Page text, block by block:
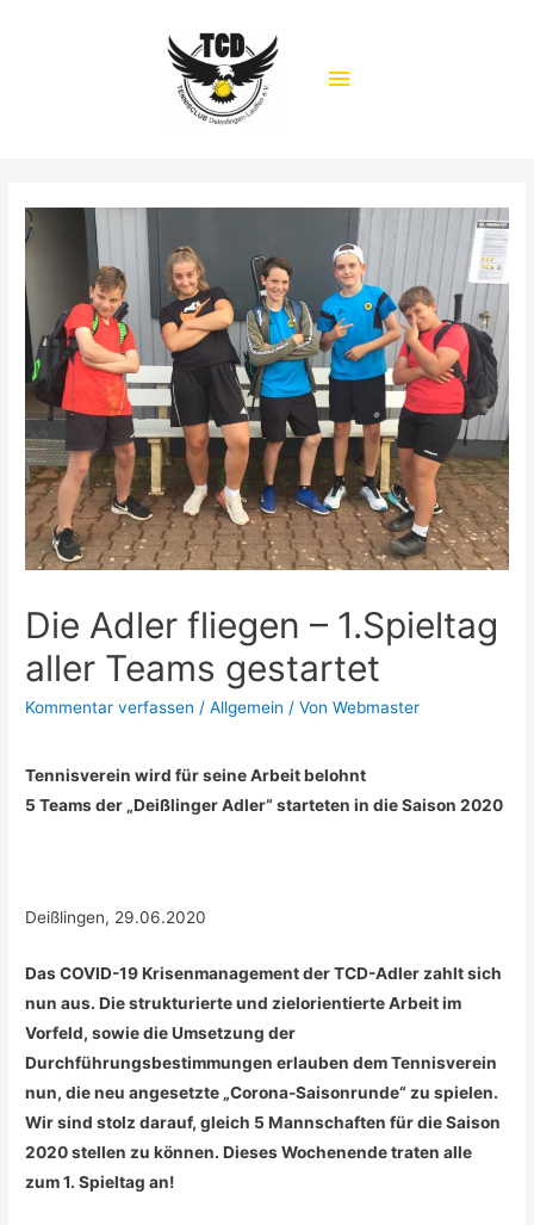
Hauptmenü
Die Adler fliegen – 1.Spieltag
aller Teams gestartet
Kommentar verfassen /Allgemein / VonWebmaster
Tennisverein wird für seine Arbeit belohnt
5 Teams der „Deißlinger Adler“ starteten in die Saison 2020
Deißlingen, 29.06.2020
Das COVID-19 Krisenmanagement der TCD-Adler zahlt sich
nun aus. Die strukturierte und zielorientierte Arbeit im
Vorfeld, sowie die Umsetzung der
Durchführungsbestimmungen erlauben dem Tennisverein
nun, die neu angesetzte „Corona-Saisonrunde“ zu spielen.
Wir sind stolz darauf, gleich 5 Mannschaften für die Saison
2020 stellen zu können. Dieses Wochenende traten alle
zum 1. Spieltag an!